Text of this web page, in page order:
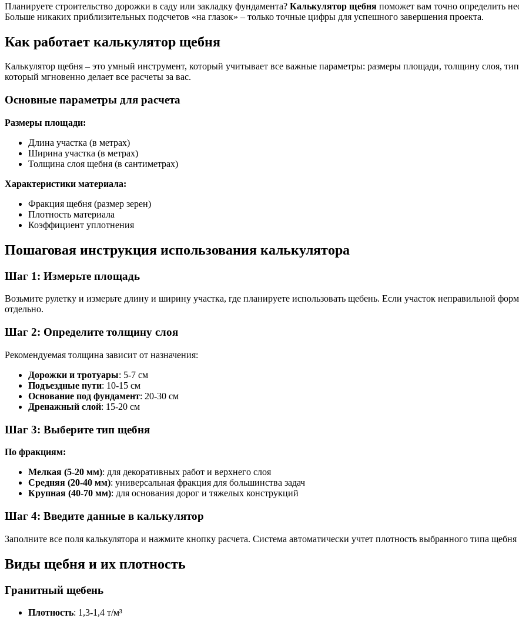
Планируете строительство дорожки в саду или закладку фундамента? Калькулятор щебня поможет вам точно определить
Больше никаких приблизительных подсчетов «на глазок» – только точные цифры для успешного завершения проекта.
Как работает калькулятор щебня
Калькулятор щебня – это умный инструмент, который учитывает все важные параметры: размеры площади, толщину слоя,
который мгновенно делает все расчеты за вас.
Основные параметры для расчета
Размеры площади:
Длина участка (в метрах)
Ширина участка (в метрах)
Толщина слоя щебня (в сантиметрах)
Характеристики материала:
Фракция щебня (размер зерен)
Плотность материала
Коэффициент уплотнения
Пошаговая инструкция использования калькулятора
Шаг 1: Измерьте площадь
Возьмите рулетку и измерьте длину и ширину участка, где планируете использовать щебень. Если участок неправильной
отдельно.
Шаг 2: Определите толщину слоя
Рекомендуемая толщина зависит от назначения:
Дорожки и тротуары: 5-7 см
Подъездные пути: 10-15 см
Основание под фундамент: 20-30 см
Дренажный слой: 15-20 см
Шаг 3: Выберите тип щебня
По фракциям:
Мелкая (5-20 мм): для декоративных работ и верхнего слоя
Средняя (20-40 мм): универсальная фракция для большинства задач
Крупная (40-70 мм): для основания дорог и тяжелых конструкций
Шаг 4: Введите данные в калькулятор
Заполните все поля калькулятора и нажмите кнопку расчета. Система автоматически учтет плотность выбранного типа
Виды щебня и их плотность
Гранитный щебень
Плотность: 1,3-1,4 т/м³